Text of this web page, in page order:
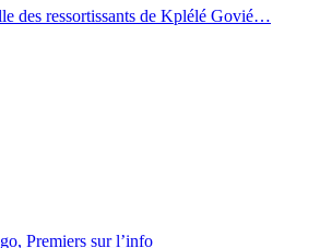
des ressortissants de Kplélé Govié…
Premiers sur l’info